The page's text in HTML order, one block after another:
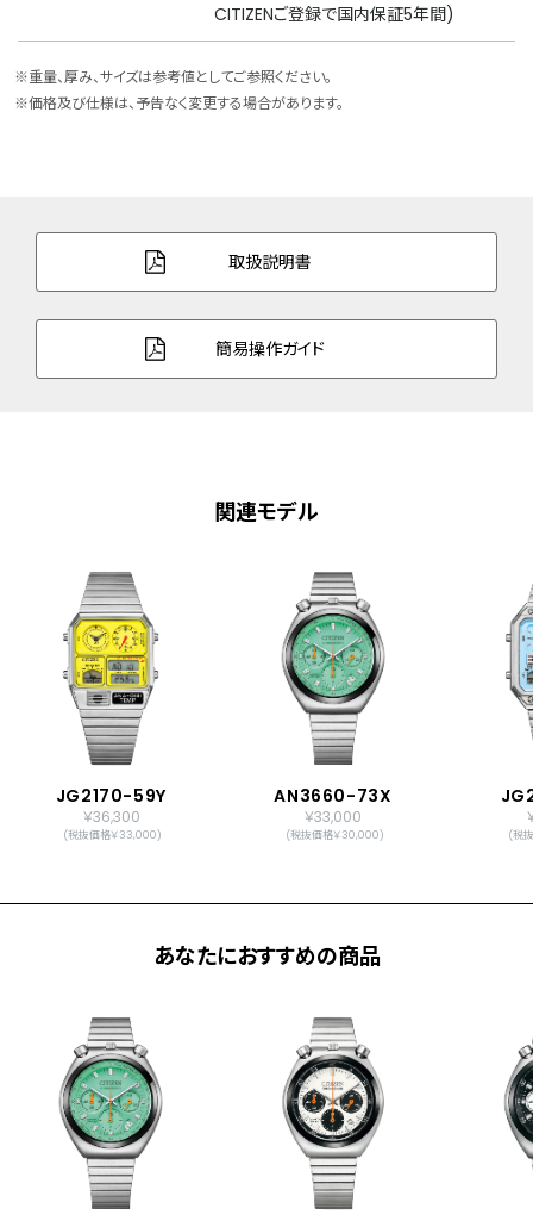
CITIZENご登録で国内保証5年間)
※重量、厚み、サイズは参考値としてご参照ください。
※価格及び仕様は、予告なく変更する場合があります。
取扱説明書
簡易操作ガイド
関連モデル
JG2170-59Y
￥36,300
(税抜価格￥33,000)
AN3660-73X
￥33,000
(税抜価格￥30,000) (税
あなたにおすすめの商品